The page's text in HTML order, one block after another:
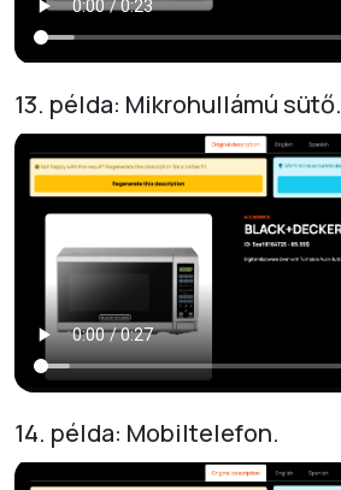
13. példa: Mikrohullámú sütő.
14. példa: Mobiltelefon.